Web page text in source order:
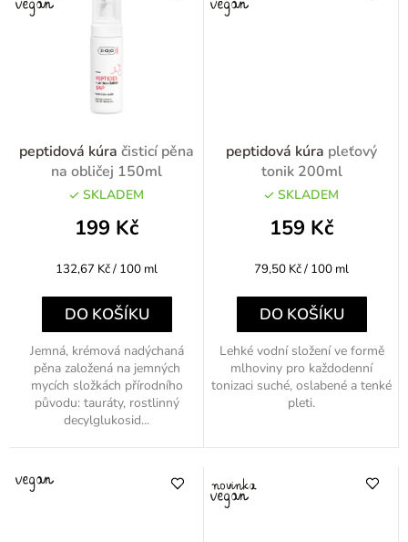
peptidová kúra čisticí pěna
na obličej 150ml
SKLADEM
199 Kč
Měrná
132,67 Kč / 100 ml
DO KOŠÍKU
Jemná, krémová nadýchaná
pěna založená na jemných
mycích složkách přírodního
původu: tauráty, rostlinný
decylglukosid...
peptidová kúra pleťový
tonik 200ml
SKLADEM
159 Kč
Měrná
79,50 Kč / 100 ml
DO KOŠÍKU
Lehké vodní složení ve formě
mlhoviny pro každodenní
tonizaci suché, oslabené a tenké
pleti.